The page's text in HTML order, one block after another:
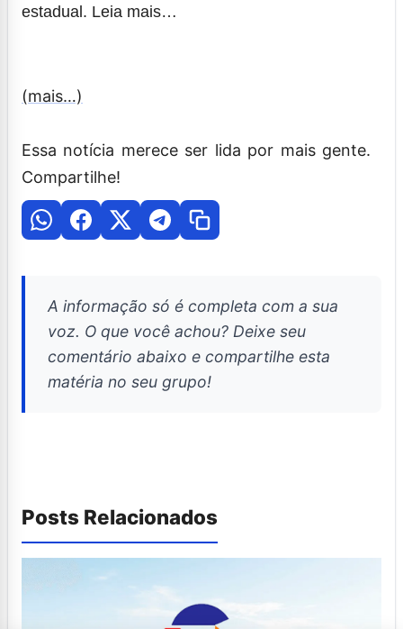
estadual. Leia mais…
(mais…)
Essa notícia merece ser lida por mais gente.
Compartilhe!
A informação só é completa com a sua
voz. O que você achou? Deixe seu
comentário abaixo e compartilhe esta
matéria no seu grupo!
Posts Relacionados